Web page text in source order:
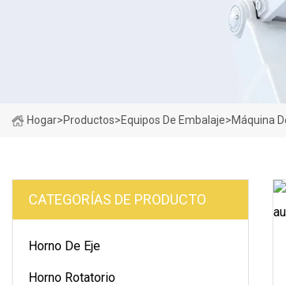
Hogar>Productos>Equipos De Embalaje>Máquina
CATEGORÍAS DE PRODUCTO
Horno De Eje
Horno Rotatorio